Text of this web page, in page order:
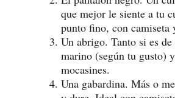
que mejor le siente a tu
punto fino, con camiseta
Un abrigo. Tanto si es
marino (según tu gusto)
mocasines.
Una gabardina. Más o